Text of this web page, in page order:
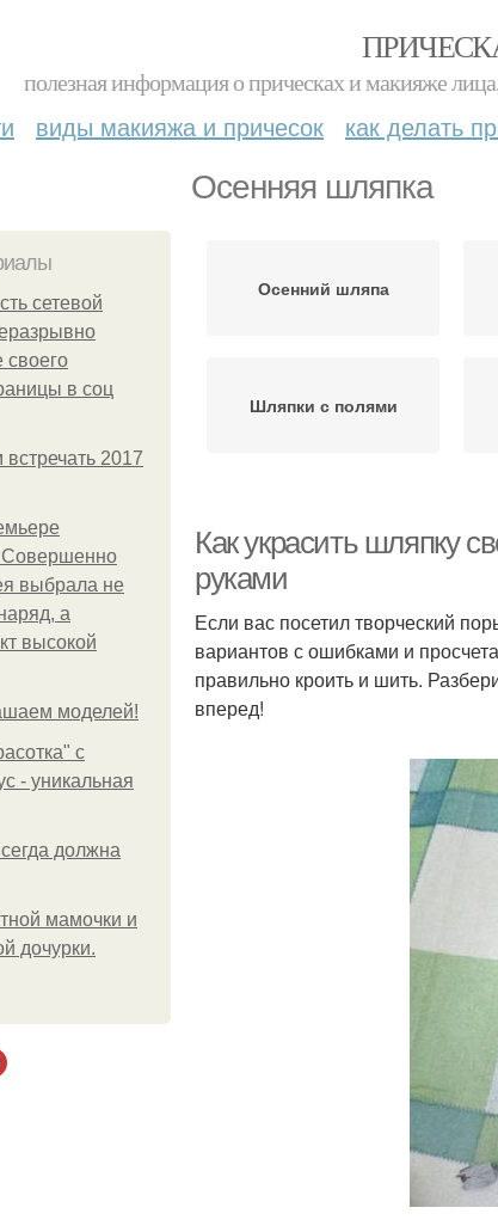
полезная информация о прическах и макияже
виды макияжа и причесок как делать
Осенняя шляпка
сетевой
своего
в соц
2017
Совершенно
выбрала не
а
высокой
моделей!
с
- уникальная
должна
мамочки и
дочурки.
Осенний шляпа
Шляпки с полями
Как украсить шляпку
руками
Если вас посетил творческий
вариантов с ошибками и
правильно кроить и шить.
вперед!